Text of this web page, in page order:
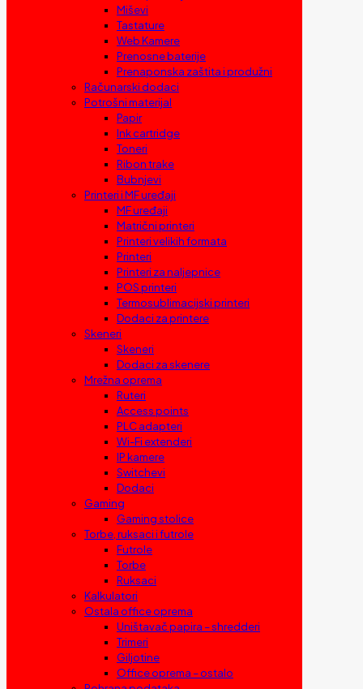
Miševi
Tastature
Web Kamere
Prenosne baterije
Prenaponska zaštita i produžni
Računarski dodaci
Potrošni materijal
Papir
Ink cartridge
Toneri
Ribon trake
Bubnjevi
Printeri i MF uređaji
MF uređaji
Matrični printeri
Printeri velikih formata
Printeri
Printeri za naljepnice
POS printeri
Termosublimacijski printeri
Dodaci za printere
Skeneri
Skeneri
Dodaci za skenere
Mrežna oprema
Ruteri
Access points
PLC adapteri
Wi-Fi extenderi
IP kamere
Switchevi
Dodaci
Gaming
Gaming stolice
Torbe, ruksaci i futrole
Futrole
Torbe
Ruksaci
Kalkulatori
Ostala office oprema
Uništavač papira – shredderi
Trimeri
Giljotine
Office oprema – ostalo